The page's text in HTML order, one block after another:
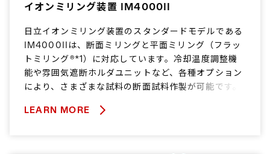
イオンミリング装置 IM4000II
日立イオンミリング装置のスタンダードモデルである
IM4000IIは、断面ミリングと平面ミリング（フラッ
トミリング®*1）に対応しています。冷却温度調整機
能や雰囲気遮断ホルダユニットなど、各種オプション
により、さまざまな試料の断面試料作製が可能です。
LEARN MORE